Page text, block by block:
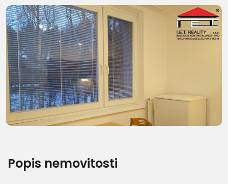
Další fotografie (21)
Popis nemovitosti